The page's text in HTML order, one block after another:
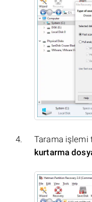
Tarama işlemi
kurtarma